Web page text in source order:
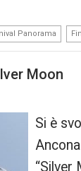
Panorama
Moon
Si è
“Silver